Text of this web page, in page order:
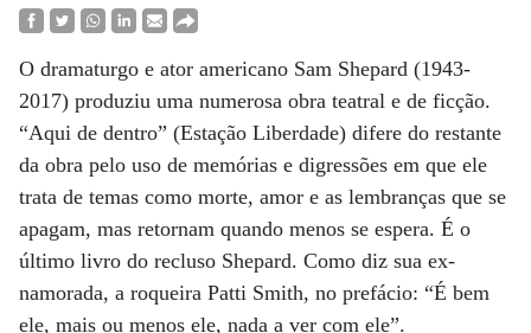
O dramaturgo e ator americano Sam Shepard (1943-
2017) produziu uma numerosa obra teatral e de ficção.
“Aqui de dentro” (Estação Liberdade) difere do restante
da obra pelo uso de memórias e digressões em que ele
trata de temas como morte, amor e as lembranças que se
apagam, mas retornam quando menos se espera. É o
último livro do recluso Shepard. Como diz sua ex-
namorada, a roqueira Patti Smith, no prefácio: “É bem
ele, mais ou menos ele, nada a ver com ele”.